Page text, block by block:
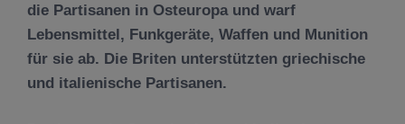
die Partisanen in Osteuropa und warf
Lebensmittel, Funkgeräte, Waffen und Munition
für sie ab. Die Briten unterstützten griechische
und italienische Partisanen.